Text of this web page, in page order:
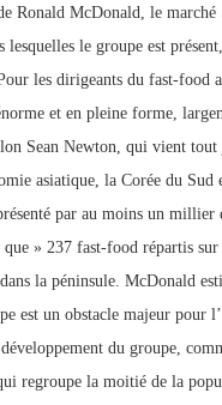
Ronald McDonald, le
lesquelles le groupe est
les dirigeants du fast-food
et en pleine forme,
Sean Newton, qui vient
asiatique, la Corée du
par au moins un millier
que » 237 fast-food répartis
la péninsule. McDonald
est un obstacle majeur pour
du groupe,
regroupe la moitié de la